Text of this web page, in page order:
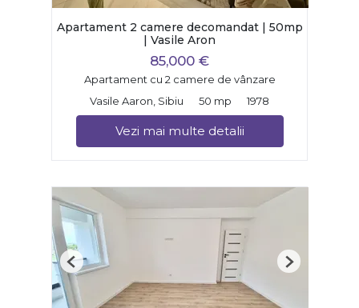
Apartament 2 camere decomandat | 50mp
| Vasile Aron
85,000 €
Apartament cu 2 camere de vânzare
Vasile Aaron, Sibiu
50 mp 1978
Vezi mai multe detalii
Previous Next